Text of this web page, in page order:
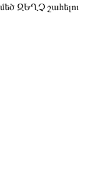
ԶԵՂՉ շահելու